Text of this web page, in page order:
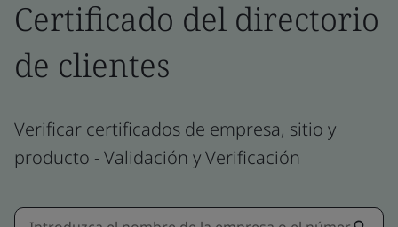
Certificado del directorio
de clientes
Verificar certificados de empresa, sitio y
producto - Validación y Verificación